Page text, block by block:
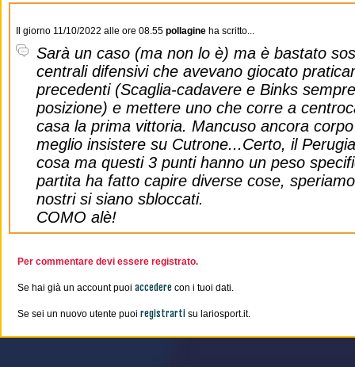
Il giorno 11/10/2022 alle ore 08.55 pollagine ha scritto...
Sarà un caso (ma non lo è) ma è bastato
centrali difensivi che avevano giocato
precedenti (Scaglia-cadavere e Binks
posizione) e mettere uno che corre a
casa la prima vittoria. Mancuso ancora
meglio insistere su Cutrone...Certo, il
cosa ma questi 3 punti hanno un peso
partita ha fatto capire diverse cose,
nostri si siano sbloccati.
COMO alè!
Per commentare devi essere registrato.
Se hai già un account puoi accedere con i tuoi dati.
Se sei un nuovo utente puoi registrarti su lariosport.it.